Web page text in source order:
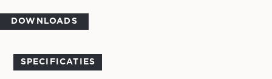
DOWNLOADS
SPECIFICATIES